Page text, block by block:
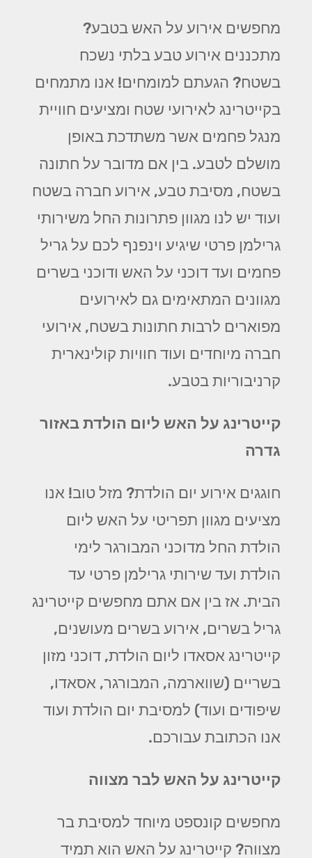
מחפשים אירוע על האש בטבע?
מתכננים אירוע טבע בלתי נשכח
בשטח? הגעתם למומחים! אנו מתמחים
בקייטרינג לאירועי שטח ומציעים חוויית
מנגל פחמים אשר משתדכת באופן
מושלם לטבע. בין אם מדובר על חתונה
בשטח, מסיבת טבע, אירוע חברה בשטח
ועוד יש לנו מגוון פתרונות החל משירותי
גרילמן פרטי שיגיע וינפנף לכם על גריל
פחמים ועד דוכני על האש ודוכני בשרים
מגוונים המתאימים גם לאירועים
מפוארים לרבות חתונות בשטח, אירועי
חברה מיוחדים ועוד חוויות קולינארית
קרניבוריות בטבע.
קייטרינג על האש ליום הולדת באזור
גדרה
חוגגים אירוע יום הולדת? מזל טוב! אנו
מציעים מגוון תפריטי על האש ליום
הולדת החל מדוכני המבורגר לימי
הולדת ועד שירותי גרילמן פרטי עד
הבית. אז בין אם אתם מחפשים קייטרינג
גריל בשרים, אירוע בשרים מעושנים,
קייטרינג אסאדו ליום הולדת, דוכני מזון
בשריים (שווארמה, המבורגר, אסאדו,
שיפודים ועוד) למסיבת יום הולדת ועוד
אנו הכתובת עבורכם.
קייטרינג על האש לבר מצווה
מחפשים קונספט מיוחד למסיבת בר
מצווה? קייטרינג על האש הוא תמיד